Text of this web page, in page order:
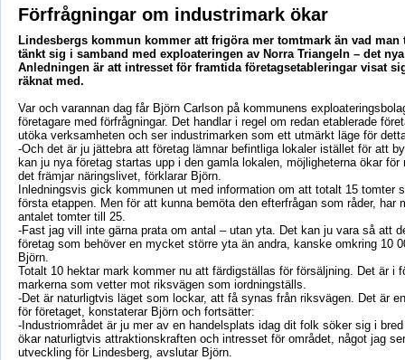
Förfrågningar om industrimark ökar
Lindesbergs kommun kommer att frigöra mer tomtmark än vad man
tänkt sig i samband med exploateringen av Norra Triangeln – det
Anledningen är att intresset för framtida företagsetableringar visat
räknat med.
Var och varannan dag får Björn Carlson på kommunens
företagare med förfrågningar. Det handlar i regel om redan etablerade
utöka verksamheten och ser industrimarken som ett utmärkt läge för
-Och det är ju jättebra att företag lämnar befintliga lokaler istället för att
kan ju nya företag startas upp i den gamla lokalen, möjligheterna ökar för
det främjar näringslivet, förklarar Björn.
Inledningsvis gick kommunen ut med information om att totalt 15 tomter
första etappen. Men för att kunna bemöta den efterfrågan som råder, har
antalet tomter till 25.
-Fast jag vill inte gärna prata om antal – utan yta. Det kan ju vara så att
företag som behöver en mycket större yta än andra, kanske omkring 10
Björn.
Totalt 10 hektar mark kommer nu att färdigställas för försäljning. Det är i
markerna som vetter mot riksvägen som iordningställs.
-Det är naturligtvis läget som lockar, att få synas från riksvägen. Det är
för företaget, konstaterar Björn och fortsätter:
-Industriområdet är ju mer av en handelsplats idag dit folk söker sig i
ökar naturligtvis attraktionskraften och intresset för området, något jag
utveckling för Lindesberg, avslutar Björn.